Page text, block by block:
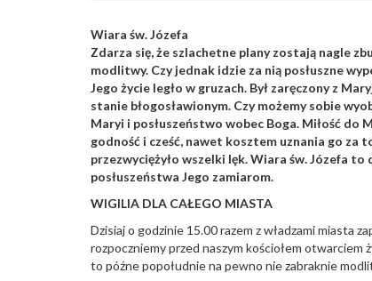
Wiara św. Józefa
Zdarza się, że szlachetne plany zostają nagle
modlitwy. Czy jednak idzie za nią posłuszne
Jego życie legło w gruzach. Był zaręczony z
stanie błogosławionym. Czy możemy sobie
Maryi i posłuszeństwo wobec Boga. Miłość do
godność i cześć, nawet kosztem uznania go za
przezwyciężyło wszelki lęk. Wiara św. Józefa to
posłuszeństwa Jego zamiarom.
WIGILIA DLA CAŁEGO MIASTA
Dzisiaj o godzinie 15.00 razem z władzami miasta
rozpoczniemy przed naszym kościołem
to późne popołudnie na pewno nie zabraknie